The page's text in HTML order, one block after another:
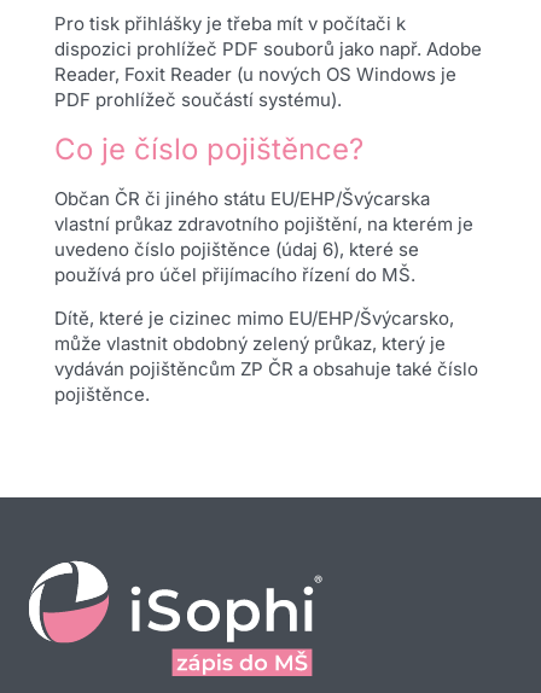
Pro tisk přihlášky je třeba mít v počítači k
dispozici prohlížeč PDF souborů jako např. Adobe
Reader, Foxit Reader (u nových OS Windows je
PDF prohlížeč součástí systému).
Co je číslo pojištěnce?
Občan ČR či jiného státu EU/EHP/Švýcarska
vlastní průkaz zdravotního pojištění, na kterém je
uvedeno číslo pojištěnce (údaj 6), které se
používá pro účel přijímacího řízení do MŠ.
Dítě, které je cizinec mimo EU/EHP/Švýcarsko,
může vlastnit obdobný zelený průkaz, který je
vydáván pojištěncům ZP ČR a obsahuje také číslo
pojištěnce.